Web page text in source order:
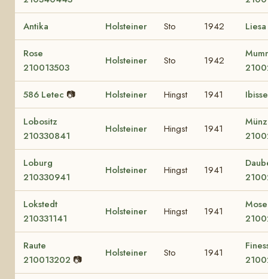
Antika Holsteiner Sto 1942 Liesa
Rose
210013503
Holsteiner Sto 1942
586 Letec 📷 Holsteiner Hingst 1941 Ibisse
Lobositz
210330841
Holsteiner Hingst 1941
Loburg
210330941
Holsteiner Hingst 1941
Lokstedt
210331141
Holsteiner Hingst 1941
Raute
210013202 📷
Holsteiner Sto 1941